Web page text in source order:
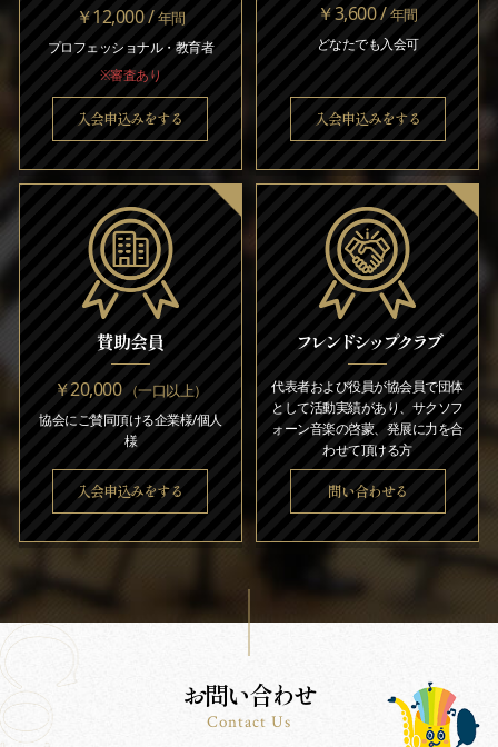
￥12,000 /年間
プロフェッショナル・教育者
※審査あり
入会申込みをする
￥3,600 /年間
どなたでも入会可
入会申込みをする
賛助会員
￥20,000（一口以上）
協会にご賛同頂ける企業様/個人
様
入会申込みをする
フレンドシップクラブ
代表者および役員が協会員で団体
として活動実績があり、サクソフ
ォーン音楽の啓蒙、発展に力を合
わせて頂ける方
問い合わせる
お問い合わせ
Contact Us